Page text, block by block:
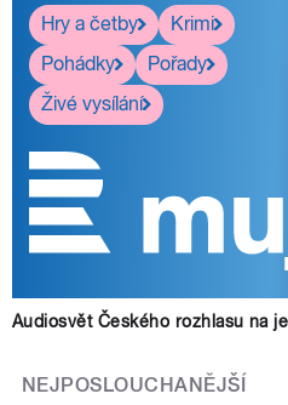
Hry a četby
Krimi
Pohádky
Pořady
Živé vysílání
Audiosvět Českého rozhlasu na
NEJPOSLOUCHANĚJŠÍ